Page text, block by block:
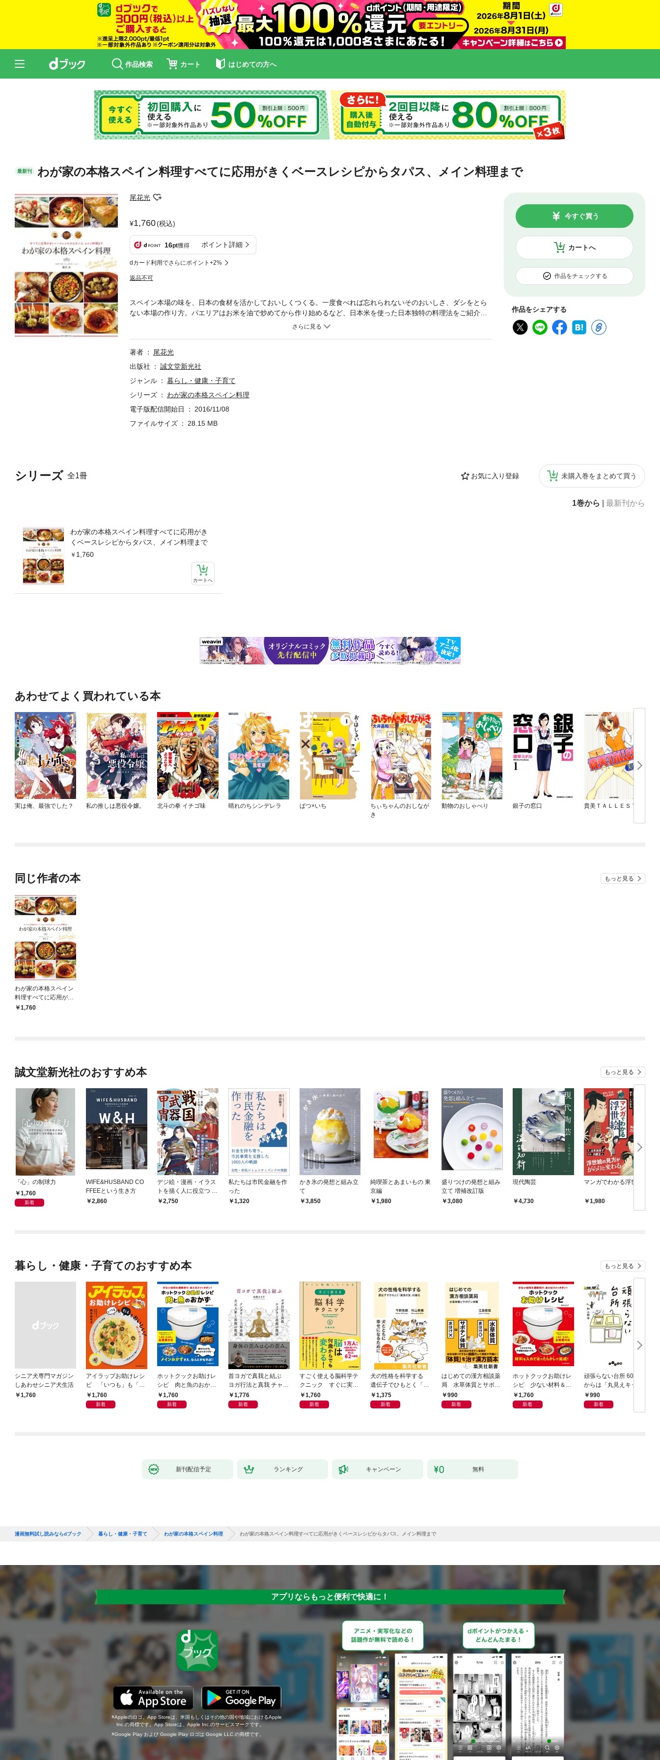
作品検索 カート はじめての方へ
最新刊 わが家の本格スペイン料理すべてに応用がきくベースレシピからタパス、メイン料理まで
尾花光
1,760(税込)
16pt獲得 ポイント詳細
dカード利用でさらにポイント+2%
返品不可
カートへ
今すぐ買う
作品をチェックする
作品をシェアする
シリーズ 全1冊 お気に入り登録 未購入巻をまとめて買う
1巻から 最新刊から
わが家の本格スペイン料理すべてに応用がき
くベースレシピからタパス、メイン料理まで
1,760
カートへ
スペイン本場の味を、日本の食材を活かしておいしくつくる。一度食べれば忘れられないそのおいしさ、ダシをとら
ない本場の作り方。パエリアはお米を油で炒めてから作り始めるなど、日本米を使った日本独特の料理法をご紹介し
ます。それらをより本場の味に近づけるにはどうするか、日本食材を生かした味を出すにはどうするか、ポイントを
著者
尾花光
出版社
誠文堂新光社
ジャンル
暮らし・健康・子育て
シリーズ
わが家の本格スペイン料理
電子版配信開始日
2016/11/08
ファイルサイズ
28.15 MB
あわせてよく買われている本
実は俺、最強でした？ 私の推しは悪役令嬢。 北斗の拳 イチゴ味 晴れのちシンデレラ ばつ×いち
ちぃちゃんのおしなが
き
動物のおしゃべり 銀子の窓口 貴美ＴＡＬＬＥＳＴ
同じ作者の本 もっと見る
わが家の本格スペイン
料理すべてに応用がき
くベースレシピからタ
1,760
誠文堂新光社のおすすめ本 もっと見る
「心」の制球力
1,760
新着
WIFE&HUSBAND CO
FFEEという生き方
2,860
デジ絵・漫画・イラス
トを描く人に役立つ 戦
国武器甲冑事典
2,750
私たちは市民金融を作
った
1,320
かき氷の発想と組み立
て
3,850
純喫茶とあまいもの 東
京編
1,980
盛りつけの発想と組み
立て 増補改訂版
3,080
現代陶芸
4,730
マンガでわかる浮世絵
1,980
暮らし・健康・子育てのおすすめ本 もっと見る
シニア犬専門マガジン
しあわせシニア犬生活
￥1,760
アイラップお助けレシ
ピ 「いつも」も「も
しも」もおいしい！
1,760
新着
ホットクックお助けレ
シピ 肉と魚のおか
ず 少ない材料＆調味
料で、あとはスイッチ
1,760
新着
首ヨガで真我と結ぶ
ヨガ行法と真我 チャク
ラと真我の関係 クンダ
リーニ上昇体験 次元上
1,776
新着
すごく使える脳科学テ
クニック すぐに実践
したくなる
1,760
新着
犬の性格を科学する
遺伝子でひもとく「最
良の友」の進化
1,375
新着
はじめての漢方相談薬
局 水草体質とサボテ
ン体質
990
新着
ホットクックお助けレ
シピ 少ない材料＆調
味料で、あとはスイッ
チポン！
1,760
新着
頑張らない台所 60歳
からは「丸見えキッチ
ン」でラクしておいし
い
990
新着
新刊配信予定 ランキング キャンペーン 無料
漫画無料試し読みならdブック 暮らし・健康・子育て わが家の本格スペイン料理 わが家の本格スペイン料理すべてに応用がきくベースレシピからタパス、メイン料理まで
アプリならもっと便利で快適に！
Appleのロゴ、App Storeは、米国もしくはその他の国や地域におけるApple
Inc.の商標です。App Storeは、Apple Inc.のサービスマークです。
Google Play および Google Play ロゴは Google LLC の商標です。